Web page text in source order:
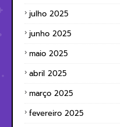
julho 2025
junho 2025
maio 2025
abril 2025
março 2025
fevereiro 2025